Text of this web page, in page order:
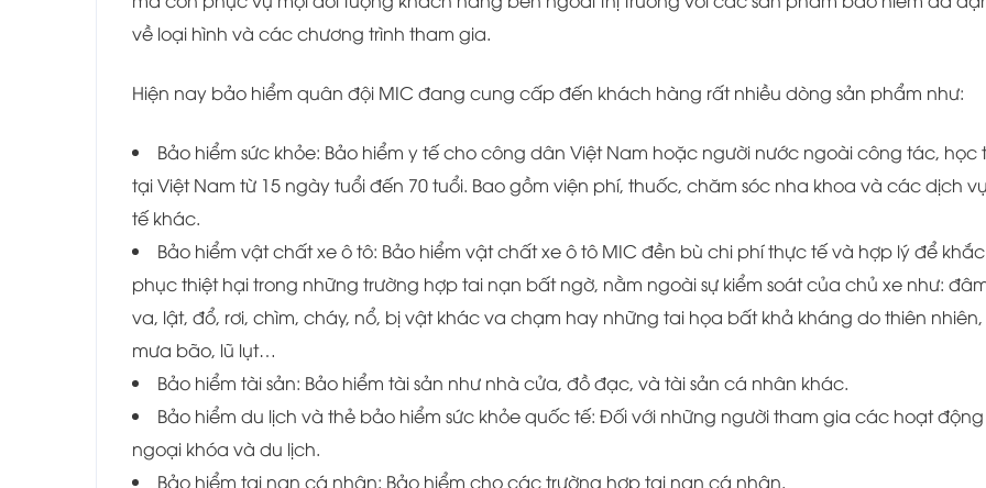
về loại hình và các chương trình tham gia.
Hiện nay bảo hiểm quân đội MIC đang cung cấp đến khách hàng rất nhiều dòng sản phẩm như:
Bảo hiểm sức khỏe: Bảo hiểm y tế cho công dân Việt Nam hoặc người nước ngoài công tác, học
tại Việt Nam từ 15 ngày tuổi đến 70 tuổi. Bao gồm viện phí, thuốc, chăm sóc nha khoa và các dịch
tế khác.
Bảo hiểm vật chất xe ô tô: Bảo hiểm vật chất xe ô tô MIC đền bù chi phí thực tế và hợp lý để khắc
phục thiệt hại trong những trường hợp tai nạn bất ngờ, nằm ngoài sự kiểm soát của chủ xe như:
va, lật, đổ, rơi, chìm, cháy, nổ, bị vật khác va chạm hay những tai họa bất khả kháng do thiên nhiên,
mưa bão, lũ lụt…
Bảo hiểm tài sản: Bảo hiểm tài sản như nhà cửa, đồ đạc, và tài sản cá nhân khác.
Bảo hiểm du lịch và thẻ bảo hiểm sức khỏe quốc tế: Đối với những người tham gia các hoạt động
ngoại khóa và du lịch.
Bảo hiểm tai nạn cá nhân: Bảo hiểm cho các trường hợp tai nạn cá nhân.